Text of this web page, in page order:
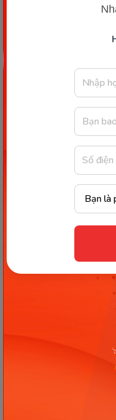
tốt, bạn nên chú ý
Tạo môi
tạo ra một môi
vẻ để trẻ có
Sử dụng trò
liệu học tập
tăng cường sự
Đa dạng hoá
hợp các
giữ cho trẻ
Anh. Các hoạt
đọc và viết để
Luyện tiếng
khích trẻ sử
động hàng
hội thực tế để
như yêu cầu
chào hỏi hoặc
Kiên nhẫn và
tiếng Anh với
của mình. Hãy
sự tin tưởng